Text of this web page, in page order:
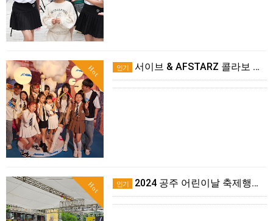
Hot 인기 서이브 & AFSTARZ 콜라보 스튜디오촬영!
Hot 인기 2024 공주 어린이날 축제행사 후기!